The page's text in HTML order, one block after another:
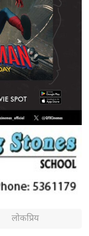
लोकप्रिय